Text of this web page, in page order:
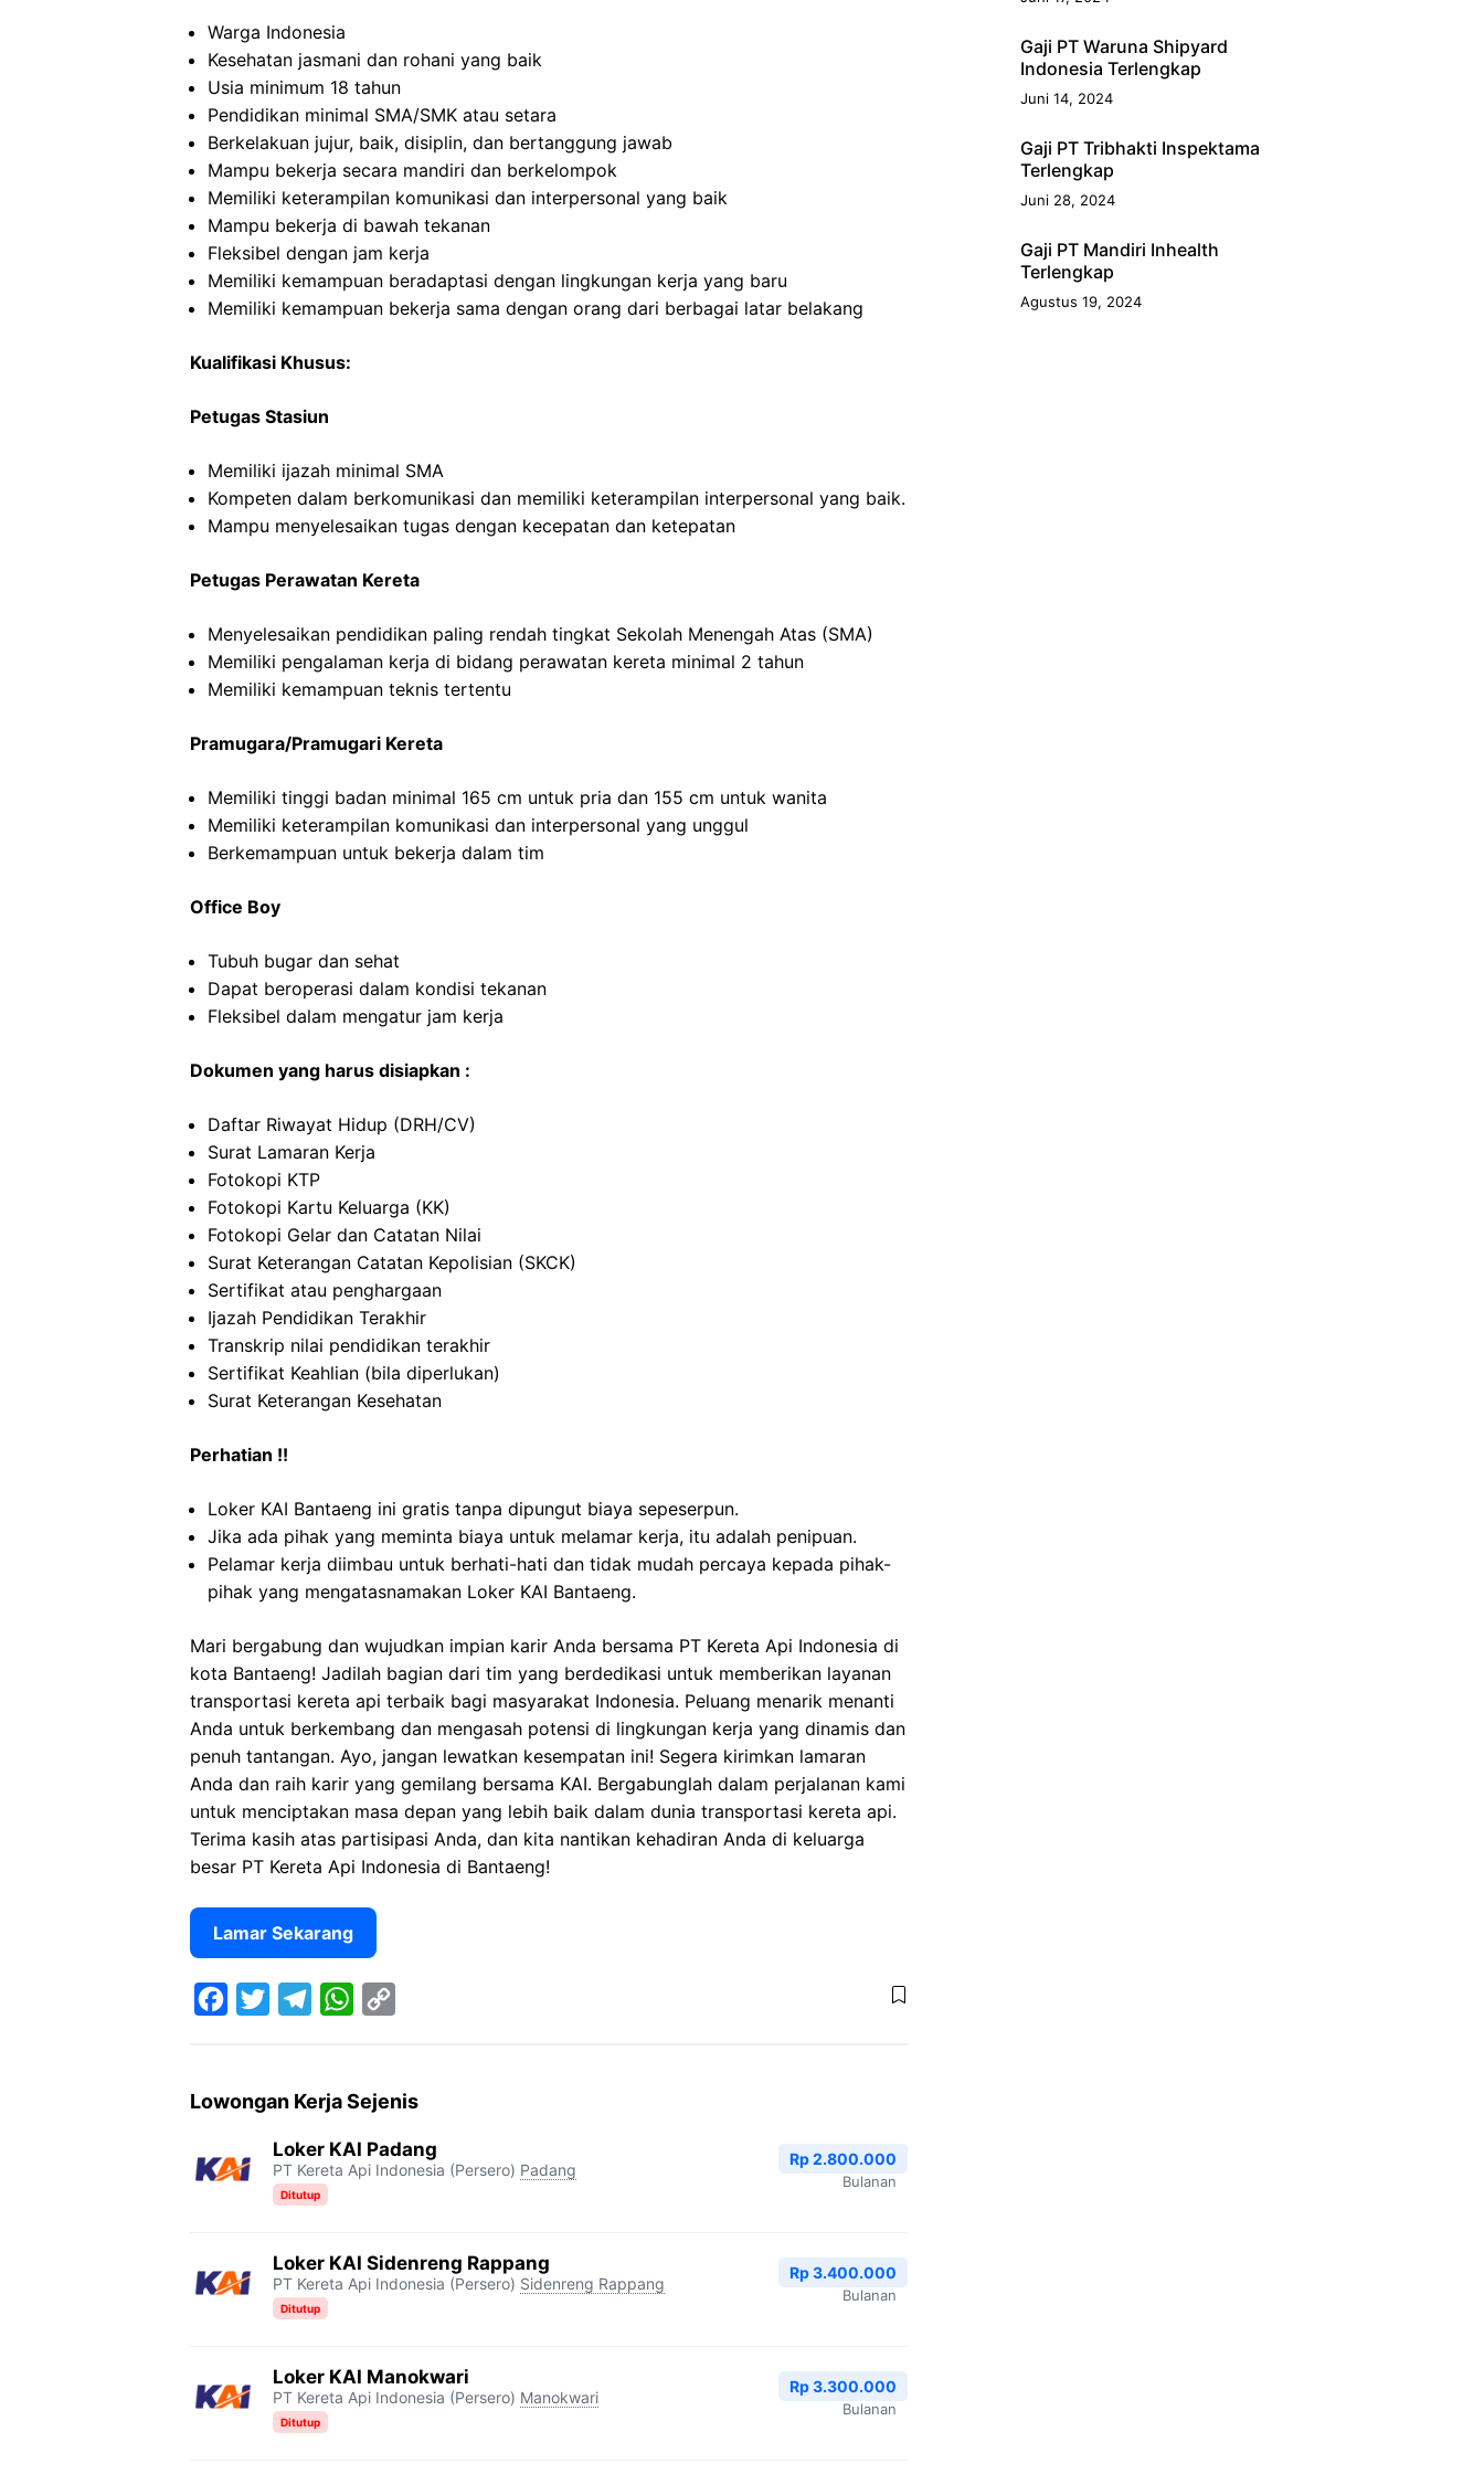
Warga Indonesia
Kesehatan jasmani dan rohani yang baik
Usia minimum 18 tahun
Pendidikan minimal SMA/SMK atau setara
Berkelakuan jujur, baik, disiplin, dan bertanggung jawab
Mampu bekerja secara mandiri dan berkelompok
Memiliki keterampilan komunikasi dan interpersonal yang baik
Mampu bekerja di bawah tekanan
Fleksibel dengan jam kerja
Memiliki kemampuan beradaptasi dengan lingkungan kerja yang baru
Memiliki kemampuan bekerja sama dengan orang dari berbagai latar belakang
Kualifikasi Khusus:
Petugas Stasiun
Memiliki ijazah minimal SMA
Kompeten dalam berkomunikasi dan memiliki keterampilan interpersonal yang baik.
Mampu menyelesaikan tugas dengan kecepatan dan ketepatan
Petugas Perawatan Kereta
Menyelesaikan pendidikan paling rendah tingkat Sekolah Menengah Atas (SMA)
Memiliki pengalaman kerja di bidang perawatan kereta minimal 2 tahun
Memiliki kemampuan teknis tertentu
Pramugara/Pramugari Kereta
Memiliki tinggi badan minimal 165 cm untuk pria dan 155 cm untuk wanita
Memiliki keterampilan komunikasi dan interpersonal yang unggul
Berkemampuan untuk bekerja dalam tim
Office Boy
Tubuh bugar dan sehat
Dapat beroperasi dalam kondisi tekanan
Fleksibel dalam mengatur jam kerja
Dokumen yang harus disiapkan :
Daftar Riwayat Hidup (DRH/CV)
Surat Lamaran Kerja
Fotokopi KTP
Fotokopi Kartu Keluarga (KK)
Fotokopi Gelar dan Catatan Nilai
Surat Keterangan Catatan Kepolisian (SKCK)
Sertifikat atau penghargaan
Ijazah Pendidikan Terakhir
Transkrip nilai pendidikan terakhir
Sertifikat Keahlian (bila diperlukan)
Surat Keterangan Kesehatan
Perhatian !!
Loker KAI Bantaeng ini gratis tanpa dipungut biaya sepeserpun.
Jika ada pihak yang meminta biaya untuk melamar kerja, itu adalah penipuan.
Pelamar kerja diimbau untuk berhati-hati dan tidak mudah percaya kepada pihak-
pihak yang mengatasnamakan Loker KAI Bantaeng.
Mari bergabung dan wujudkan impian karir Anda bersama PT Kereta Api Indonesia di
kota Bantaeng! Jadilah bagian dari tim yang berdedikasi untuk memberikan layanan
transportasi kereta api terbaik bagi masyarakat Indonesia. Peluang menarik menanti
Anda untuk berkembang dan mengasah potensi di lingkungan kerja yang dinamis dan
penuh tantangan. Ayo, jangan lewatkan kesempatan ini! Segera kirimkan lamaran
Anda dan raih karir yang gemilang bersama KAI. Bergabunglah dalam perjalanan kami
untuk menciptakan masa depan yang lebih baik dalam dunia transportasi kereta api.
Terima kasih atas partisipasi Anda, dan kita nantikan kehadiran Anda di keluarga
besar PT Kereta Api Indonesia di Bantaeng!
Lamar Sekarang
c
b
i
t
l
g
r
m
a
s
A
p
p
L
k
Lowongan Kerja Sejenis
Loker KAI Padang
PT Kereta Api Indonesia (Persero) Padang
Ditutup
Rp 2.800.000
Bulanan
Loker KAI Sidenreng Rappang
PT Kereta Api Indonesia (Persero) Sidenreng Rappang
Ditutup
Rp 3.400.000
Bulanan
Loker KAI Manokwari
PT Kereta Api Indonesia (Persero) Manokwari
Ditutup
Rp 3.300.000
Bulanan
Gaji PT Waruna Shipyard
Indonesia Terlengkap
Juni 14, 2024
Gaji PT Tribhakti Inspektama
Terlengkap
Juni 28, 2024
Gaji PT Mandiri Inhealth
Terlengkap
Agustus 19, 2024